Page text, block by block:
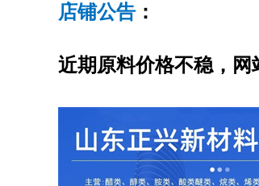
店铺公告 ：
近期原料价格不稳，